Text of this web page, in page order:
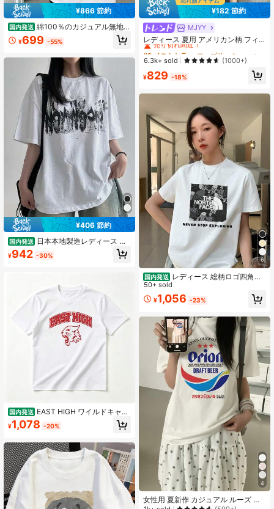
¥866 節約
国内発送 綿100％のカジュアル無地半
袖Tシャツ 夏の新作ラウンドネック
トップス ゆったりでリラックス感の
ナー 男女兼用Tシャツ 国内発送
¥699 -55%
¥406 節約
国内発送 日本本地製造レディース 夏
カジュアル ゆったりオーバーサイズ
丸首 ダークグラフィティ風英字プリ
¥942 -30%
国内発送 EAST HIGH ワイルドキャッ
ツ Tシャツ - カレッジ風ロゴ 半袖 綿
100% 通気性抜群 柔らか素材 夏服 カ
ムウェア お揃い ペアルック プレゼ
ント メンズ レディース
¥1,078 -20%
¥182 節約
MJYY
レディース 夏用 アメリカン柄 フィ
ット 半袖Tシャツ ホワイト カジュア
ルトップス
#9 ベストセラー
売り切れ間近！
#9 ベストセラー
売り切れ間近！
#9 ベストセラー
売り切れ間近！
#9 ベストセラー
売り切れ間近！
6.3k+ sold (1000+)
¥829 -18%
6
国内発送 レディース 総柄ロゴ四角フ
レーム「NEVER STOP EXPLORIN
G」アウトドア英字プリント T シャ
ツ 夏用 春夏 レトロ ゆったり 半袖 綿
50+ sold
¥1,056 -23%
4
女性用 夏新作 カジュアル ルーズ ピ